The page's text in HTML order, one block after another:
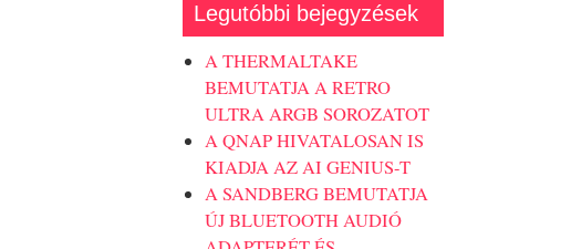
Legutóbbi bejegyzések
A THERMALTAKE
BEMUTATJA A RETRO
ULTRA ARGB SOROZATOT
A QNAP HIVATALOSAN IS
KIADJA AZ AI GENIUS-T
A SANDBERG BEMUTATJA
ÚJ BLUETOOTH AUDIÓ